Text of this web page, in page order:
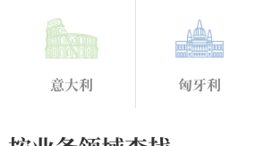
意大利 匈牙利